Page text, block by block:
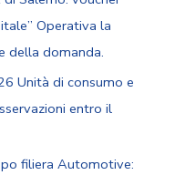
Operativa la
della domanda.
Unità di consumo e
entro il
filiera Automotive: